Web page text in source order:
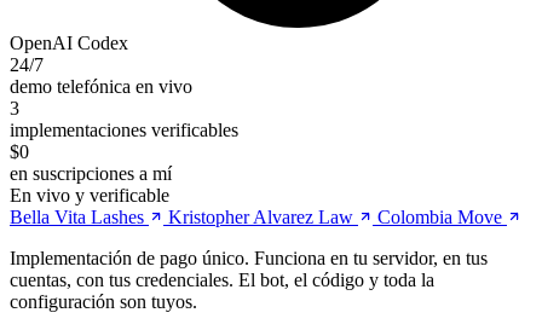
OpenAI Codex
24/7
demo telefónica en vivo
3
implementaciones verificables
$0
en suscripciones a mí
En vivo y verificable
Bella Vita Lashes
Kristopher Alvarez Law
Colombia Move
Implementación de pago único. Funciona en tu servidor, en tus
cuentas, con tus credenciales. El bot, el código y toda la
configuración son tuyos.